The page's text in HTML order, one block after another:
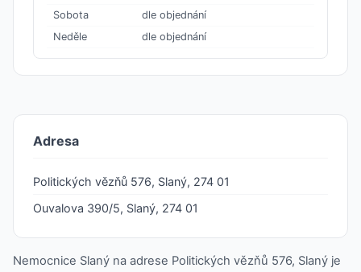
Sobota
dle objednání
Neděle
dle objednání
Adresa
Politických vězňů 576, Slaný, 274 01
Ouvalova 390/5, Slaný, 274 01
Nemocnice Slaný na adrese Politických vězňů 576, Slaný je